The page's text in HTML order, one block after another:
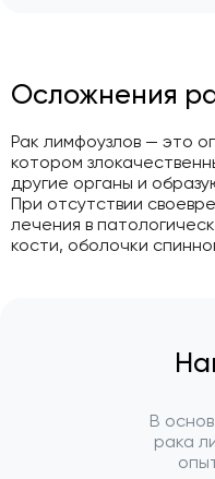
Осложнения
Рак лимфоузлов — это
котором
другие органы и
При отсутствии
лечения в
кости, оболочки
В
рака